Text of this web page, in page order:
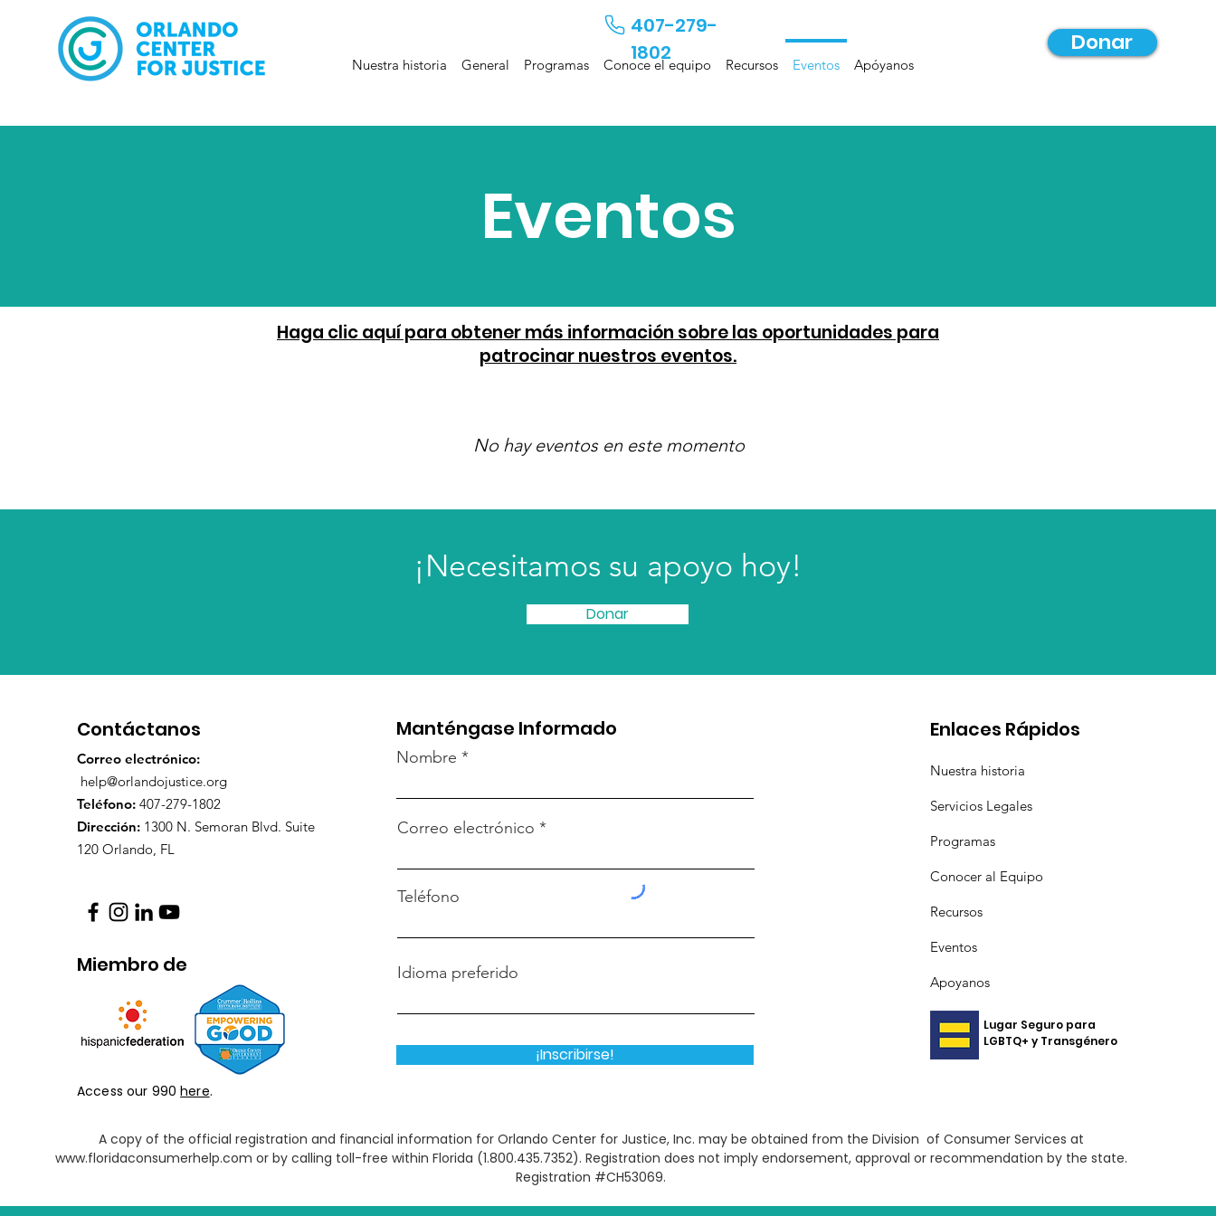
407-279-
1802
Donar
Nuestra historia General Programas Conoce el equipo Recursos Eventos Apóyanos
Eventos
Haga clic aquí para obtener más información sobre las oportunidades para
patrocinar nuestros eventos.
No hay eventos en este momento
¡Necesitamos su apoyo hoy!
Donar
Contáctanos
Correo electrónico:
help@orlandojustice.org
Teléfono: 407-279-1802
Dirección: 1300 N. Semoran Blvd. Suite
120 Orlando, FL
Miembro de
Access our 990here.
Manténgase Informado
Nombre
Correo electrónico
Teléfono
Idioma preferido
¡Inscribirse!
Enlaces Rápidos
Nuestra historia
Servicios Legales
Programas
Conocer al Equipo
Recursos
Eventos
Apoyanos
Lugar Seguro para
LGBTQ+ y Transgénero
A copy of the official registration and financial information for Orlando Center for Justice, Inc. may be obtained from the Division of Consumer Services at
www.floridaconsumerhelp.com or by calling toll-free within Florida (1.800.435.7352). Registration does not imply endorsement, approval or recommendation by the state.
Registration #CH53069.